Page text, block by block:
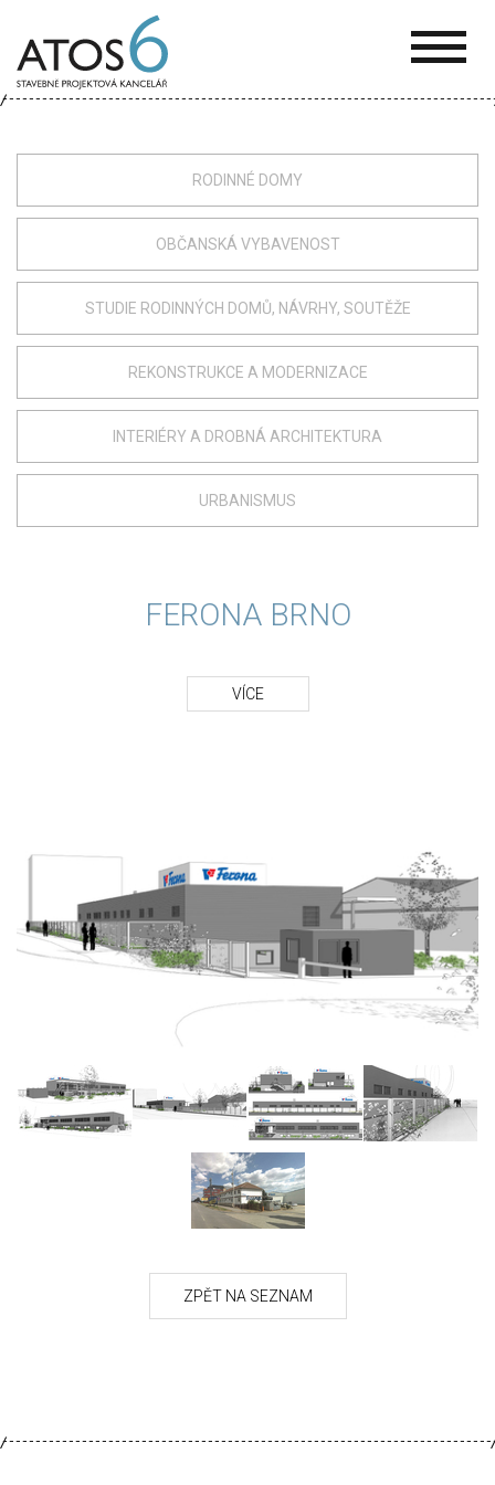
6
RODINNÉ DOMY
OBČANSKÁ VYBAVENOST
STUDIE RODINNÝCH DOMŮ, NÁVRHY, SOUTĚŽE
REKONSTRUKCE A MODERNIZACE
INTERIÉRY A DROBNÁ ARCHITEKTURA
URBANISMUS
FERONA BRNO
VÍCE